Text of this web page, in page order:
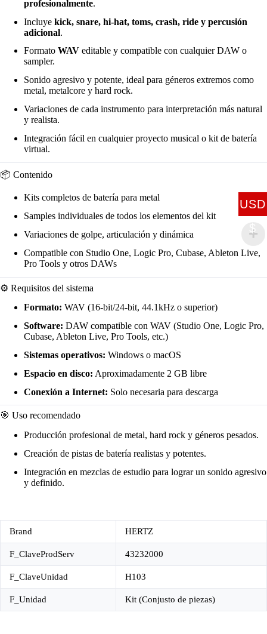
profesionalmente.
Incluye kick, snare, hi-hat, toms, crash, ride y percusión
adicional.
Formato WAV editable y compatible con cualquier DAW o
sampler.
Sonido agresivo y potente, ideal para géneros extremos como
metal, metalcore y hard rock.
Variaciones de cada instrumento para interpretación más natural
y realista.
Integración fácil en cualquier proyecto musical o kit de batería
virtual.
📦 Contenido
Kits completos de batería para metal
Samples individuales de todos los elementos del kit
Variaciones de golpe, articulación y dinámica
Compatible con Studio One, Logic Pro, Cubase, Ableton Live,
Pro Tools y otros DAWs
⚙️ Requisitos del sistema
Formato: WAV (16-bit/24-bit, 44.1kHz o superior)
Software: DAW compatible con WAV (Studio One, Logic Pro,
Cubase, Ableton Live, Pro Tools, etc.)
Sistemas operativos: Windows o macOS
Espacio en disco: Aproximadamente 2 GB libre
Conexión a Internet: Solo necesaria para descarga
🎯 Uso recomendado
Producción profesional de metal, hard rock y géneros pesados.
Creación de pistas de batería realistas y potentes.
Integración en mezclas de estudio para lograr un sonido agresivo
y definido.
Brand HERTZ
F_ClaveProdServ 43232000
F_ClaveUnidad H103
F_Unidad Kit (Conjusto de piezas)
USD
$